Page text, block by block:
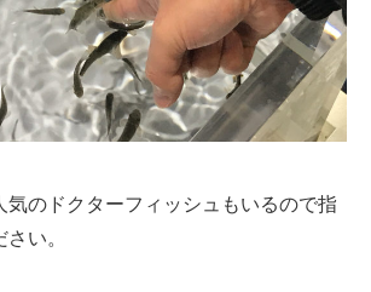
気のドクターフィッシュもいるので指
い。